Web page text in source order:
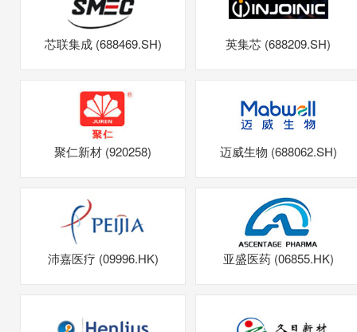
芯联集成 (688469.SH) 英集芯 (688209.SH)
聚仁新材 (920258) 迈威生物 (688062.SH)
沛嘉医疗 (09996.HK) 亚盛医药 (06855.HK)